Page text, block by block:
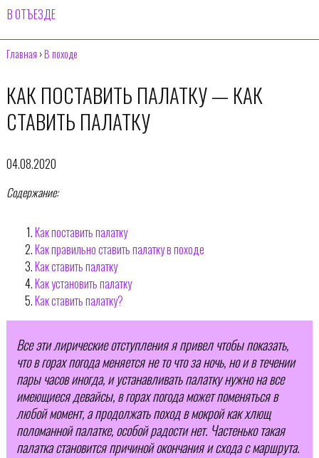
В ОТЪЕЗДЕ
Главная ›В походе
КАК ПОСТАВИТЬ ПАЛАТКУ — КАК
СТАВИТЬ ПАЛАТКУ
04.08.2020
Содержание:
Как поставить палатку
Как правильно ставить палатку в походе
Как ставить палатку
Как установить палатку
Как ставить палатку?
Все эти лирические отступления я привел чтобы показать,
что в горах погода меняется не то что за ночь, но и в течении
пары часов иногда, и устанавливать палатку нужно на все
имеющиеся девайсы, в горах погода может поменяться в
любой момент, а продолжать поход в мокрой как хлющ
поломанной палатке, особой радости нет. Частенько такая
палатка становится причиной окончания и схода с маршрута.